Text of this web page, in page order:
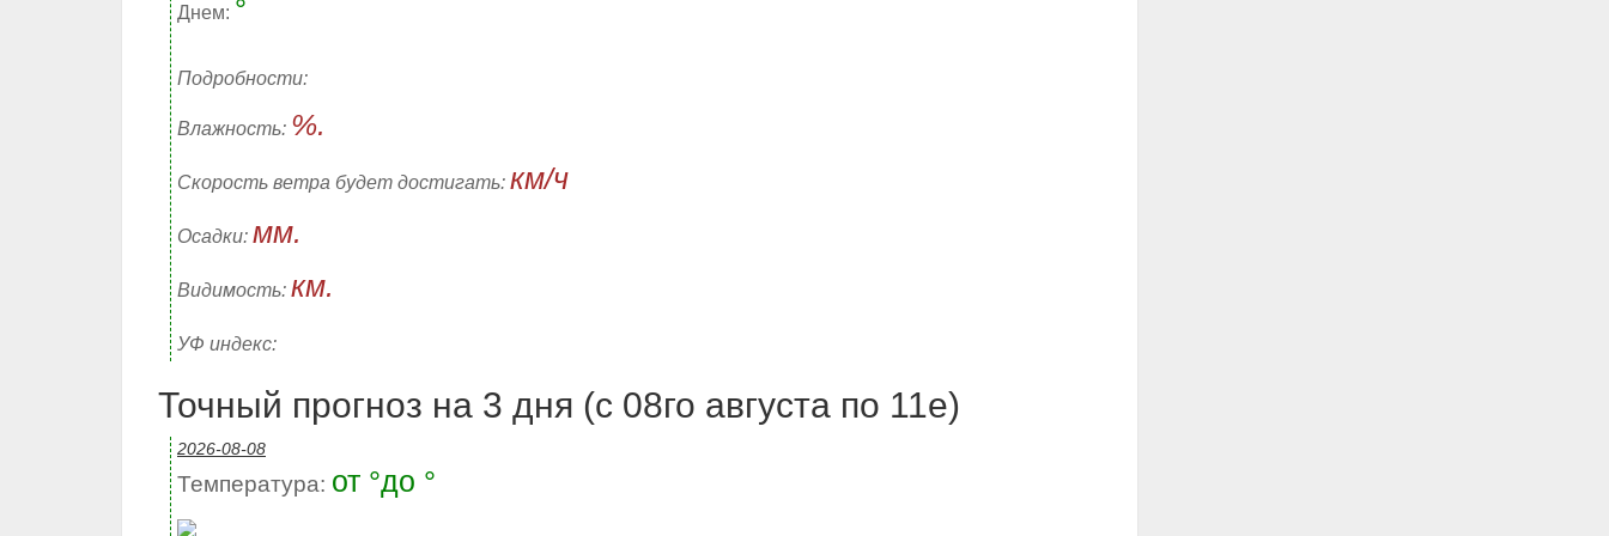
Днем: °
Подробности:
Влажность: %.
Скорость ветра будет достигать: км/ч
Осадки: мм.
Видимость: км.
УФ индекс:
Точный прогноз на 3 дня (с 08го августа по 11е)
2026-08-08
Температура: от °до °